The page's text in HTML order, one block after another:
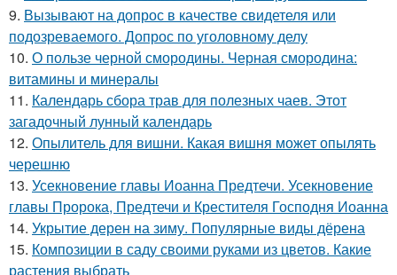
9. Вызывают на допрос в качестве свидетеля или
подозреваемого. Допрос по уголовному делу
10. О пользе черной смородины. Черная смородина:
витамины и минералы
11. Календарь сбора трав для полезных чаев. Этот
загадочный лунный календарь
12. Опылитель для вишни. Какая вишня может опылять
черешню
13. Усекновение главы Иоанна Предтечи. Усекновение
главы Пророка, Предтечи и Крестителя Господня Иоанна
14. Укрытие дерен на зиму. Популярные виды дёрена
15. Композиции в саду своими руками из цветов. Какие
растения выбрать